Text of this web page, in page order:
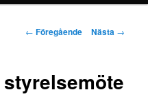
Inläggsnavigering
← Föregående Nästa →